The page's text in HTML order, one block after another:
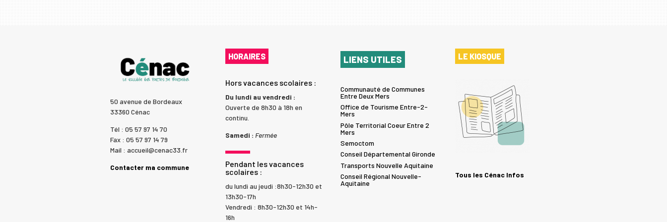
50 avenue de Bordeaux
33360 Cénac
Tél : 05 57 97 14 70
Fax : 05 57 97 14 79
Mail : accueil@cenac33.fr
Contacter ma commune
HORAIRES
Hors vacances scolaires :
Du lundi au vendredi :
Ouverte de 8h30 à 18h en
continu.
Samedi : Fermée
Pendant les vacances
scolaires :
du lundi au jeudi :8h30-12h30 et
13h30-17h
Vendredi : 8h30-12h30 et 14h-
16h
LIENS UTILES
Communauté de Communes
Entre Deux Mers
Office de Tourisme Entre-2-
Mers
Pôle Territorial Coeur Entre 2
Mers
Semoctom
Conseil Départemental Gironde
Transports Nouvelle Aquitaine
Conseil Régional Nouvelle-
Aquitaine
LE KIOSQUE
Tous les Cénac Infos